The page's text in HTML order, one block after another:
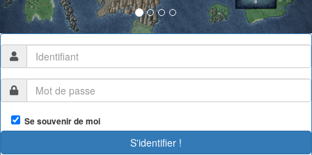
Se souvenir de moi